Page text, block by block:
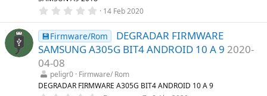
a
(
s
)
0
0
0
e
s
e
l
14 Feb 2020
💾Firmware/Rom
DEGRADAR FIRMWARE
SAMSUNG A305G BIT4 ANDROID 10 A 9 2020-
04-08
peligr0 Firmware/ Rom
DEGRADAR FIRMWARE A305G BIT4 ANDROID 10 A 9